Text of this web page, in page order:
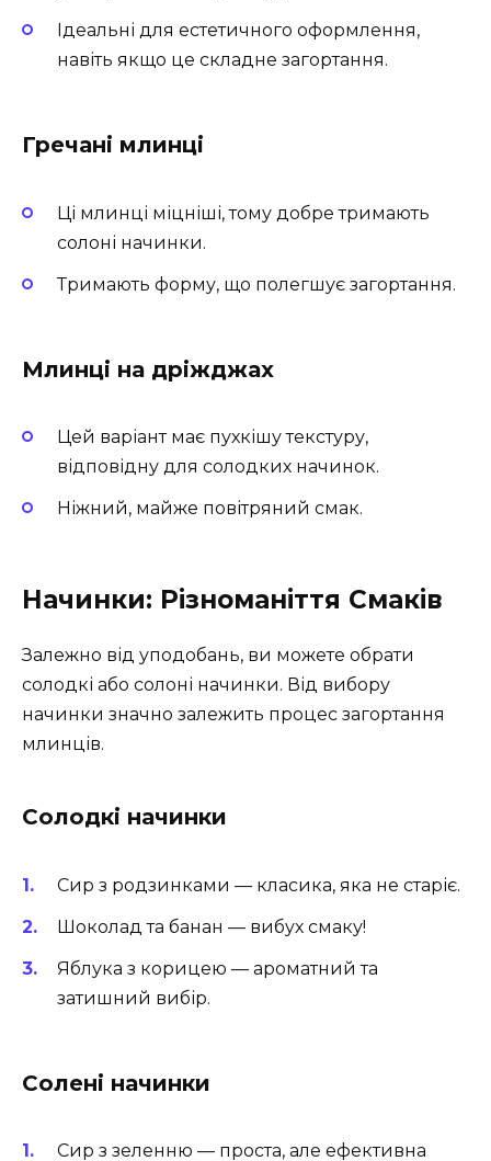
Ідеальні для естетичного оформлення,
навіть якщо це складне загортання.
Гречані млинці
Ці млинці міцніші, тому добре тримають
солоні начинки.
Тримають форму, що полегшує загортання.
Млинці на дріжджах
Цей варіант має пухкішу текстуру,
відповідну для солодких начинок.
Ніжний, майже повітряний смак.
Начинки: Різноманіття Смаків
Залежно від уподобань, ви можете обрати
солодкі або солоні начинки. Від вибору
начинки значно залежить процес загортання
млинців.
Солодкі начинки
Сир з родзинками — класика, яка не старіє.
Шоколад та банан — вибух смаку!
Яблука з корицею — ароматний та
затишний вибір.
Солені начинки
Сир з зеленню — проста, але ефективна